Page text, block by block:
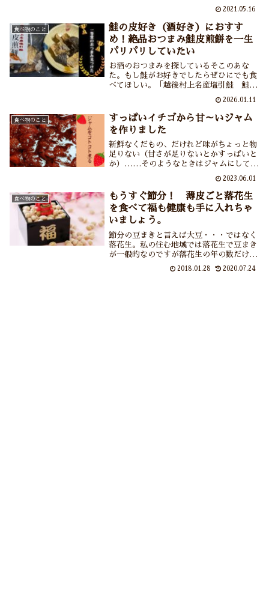
おにぎりの酒器で「おむすび」を呑みつつ
「おにぎりとおむすび」の違いなども気に
なったりするほろ酔いお母さん。
2021.05.16
食べ物のこと
鮭の皮好き（酒好き）におすす
め！絶品おつまみ鮭皮煎餅を一生
パリパリしていたい
お酒のおつまみを探しているそこのあな
た。もし鮭がお好きでしたらぜひにでも食
べてほしい。「越後村上名産塩引鮭 鮭皮
え、噛むどに口の中に広がる塩引き鮭の風
味と旨味。熱燗飲みたくなる、いや白いご
はんも食べたくなる……そんな不思議でお
いしいお煎餅です。
2026.01.11
食べ物のこと
すっぱいイチゴから甘～いジャム
を作りました
新鮮なくだもの、だけれど味がちょっと物
足りない（甘さが足りないとかすっぱいと
か）……そのようなときはジャムにしてし
作りました。自家製のいいところはお砂糖
を控えめにできるところ。でも控えめにし
過ぎてとろみの足りないさらりとしたジャ
ムになってしまいました。
2023.06.01
食べ物のこと
もうすぐ節分！ 薄皮ごと落花生
を食べて福も健康も手に入れちゃ
いましょう。
節分の豆まきと言えば大豆・・・ではなく
落花生。私の住む地域では落花生で豆まき
が一般的なのですが落花生の年の数だけっ
て殻つき？豆だけ？と毎年悩んでいます。
さらには落花生(ピーナッツ）の栄養効果
2018.01.28 2020.07.24